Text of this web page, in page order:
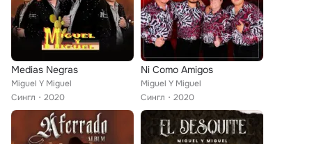
Medias Negras
Miguel Y Miguel
Сингл
2020
Ni Como Amigos
Miguel Y Miguel
Сингл
2020